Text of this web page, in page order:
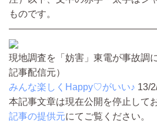
ものです。
現地調査を「妨害」東電が事故調
記事配信元）
みんな楽しくHappy♡がいい♪ 13/
本記事文章は現在公開を停止して
記事の提供元にてご覧ください。